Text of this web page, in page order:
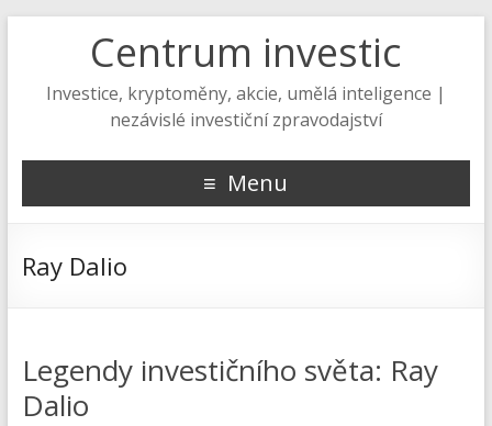
Centrum investic
Investice, kryptoměny, akcie, umělá inteligence |
nezávislé investiční zpravodajství
Menu
Ray Dalio
Legendy investičního světa: Ray
Dalio